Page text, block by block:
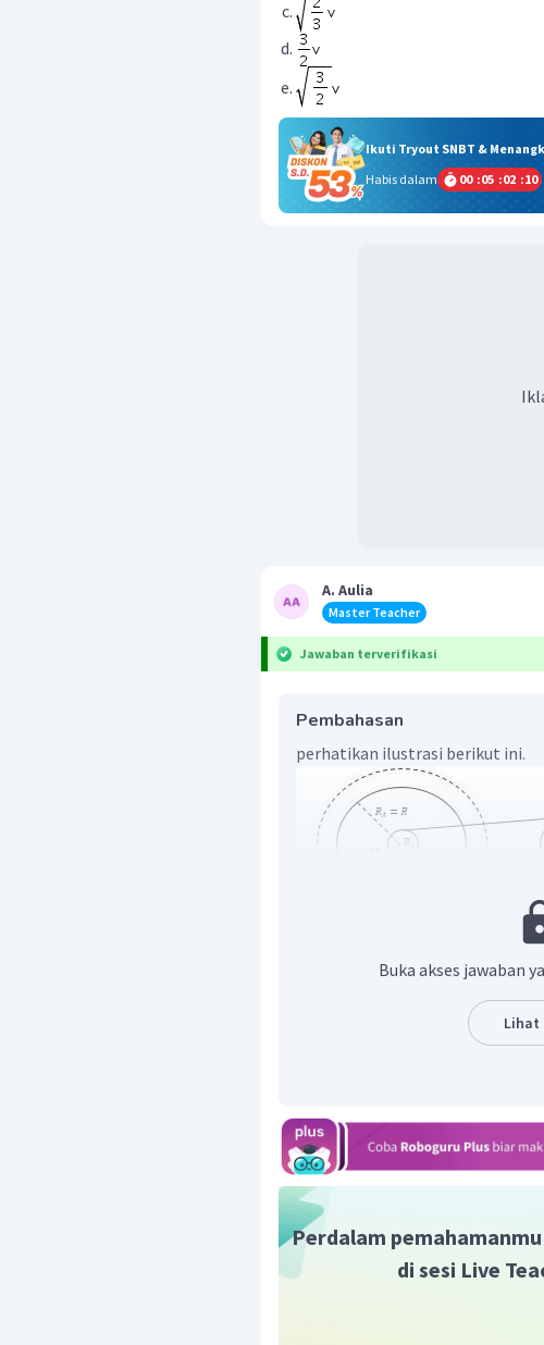
Ikuti Tryout SNBT &
Habis dalam
00 :05 :02 :10
A. Aulia
Master Teacher
Jawaban terverifikasi
Pembahasan
perhatikan ilustrasi berikut ini.
dibuat
belakang saja (sebelum diganti
roda berada pada satu poros,
Jadi, jawaban yang tepat adalah D.
Buka akses jawaban
Lihat
Perdalam
di sesi Live